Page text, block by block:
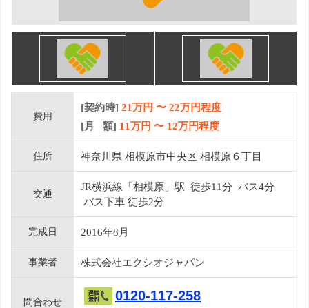
費用
[契約時] 21万円 〜 22万円程度
[月 額] 11万円 〜 12万円程度
住所 神奈川県 相模原市中央区 相模原６丁目
交通
JR横浜線「相模原」駅 徒歩11分 バス4分
バス下車 徒歩2分
完成日 2016年8月
事業者 株式会社エクシオジャパン
問合わせ 0120-117-258